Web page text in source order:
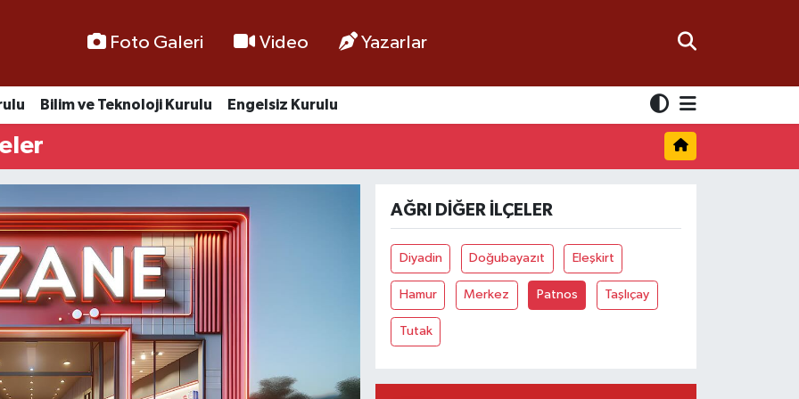
Foto Galeri Video Yazarlar
Bilim ve Teknoloji Kurulu Engelsiz Kurulu
AĞRI DIĞER İLÇELER
Diyadin Doğubayazıt Eleşkirt
Hamur Merkez Patnos Taşlıçay
Tutak